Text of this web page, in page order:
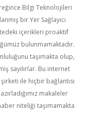
Bilgi Teknolojileri
bir Yer Sağlayıcı
içerikleri proaktif
bulunmamaktadır.
taşımakta olup,
sayılırlar. Bu internet
ile hiçbir bağlantısı
makaleler
niteliği taşımamakta